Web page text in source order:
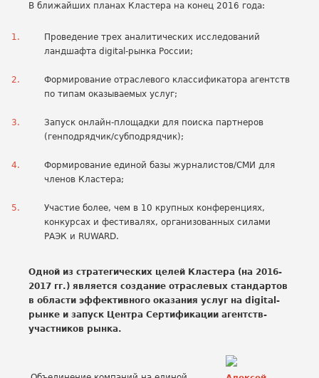
В ближайших планах Кластера на конец 2016 года:
Проведение трех аналитических исследований
ландшафта digital-рынка России;
Формирование отраслевого классификатора агентств
по типам оказываемых услуг;
Запуск онлайн-площадки для поиска партнеров
(генподрядчик/субподрядчик);
Формирование единой базы журналистов/СМИ для
членов Кластера;
Участие более, чем в 10 крупных конференциях,
конкурсах и фестивалях, организованных силами
РАЭК и RUWARD.
Одной из стратегических целей Кластера (на 2016-
2017 гг.) является создание отраслевых стандартов
в области эффективного оказания услуг на digital-
рынке и запуск Центра Сертификации агентств-
участников рынка.